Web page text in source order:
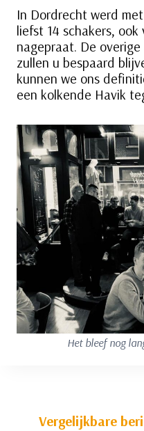
In Dordrecht werd
liefst 14 schakers,
nagepraat. De
zullen u bespaard
kunnen we ons
een kolkende Havik
Het bleef nog
Vergelijkbare